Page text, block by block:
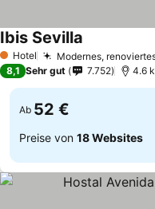
1 Sterne
Hotel Modernes,
Ibis Sevilla
8,1 Sehr gut 7.752 4.6
Ab 52 €
Preise von 18 Websites